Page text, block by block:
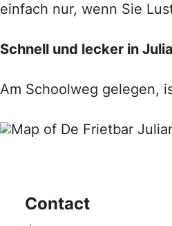
einfach nur, wenn Sie
Schnell und lecker in
Am Schoolweg gelegen,
Contact